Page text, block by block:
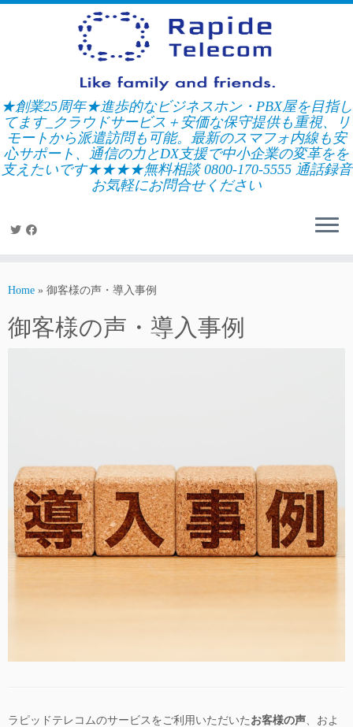
Skip
★創業25周年★進歩的なビジネスホン・PBX屋を目指し
てます_クラウドサービス＋安価な保守提供も重視、リ
モートから派遣訪問も可能。最新のスマフォ内線も安
心サポート、通信の力とDX支援で中小企業の変革をを
支えたいです★★★★無料相談 0800-170-5555 通話録音
お気軽にお問合せください
Home » 御客様の声・導入事例
御客様の声・導入事例
ラピッドテレコムのサービスをご利用いただいた お客様の声、およ